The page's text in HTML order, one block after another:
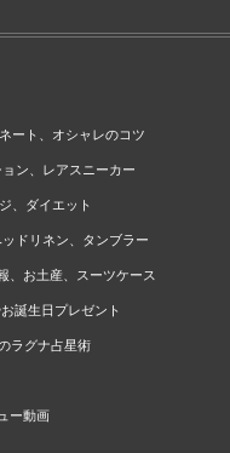
ート、オシャレのコツ
ン、レアスニーカー
、ダイエット
ドリネン、タンブラー
、お土産、スーツケース
誕生日プレゼント
ラグナ占星術
ー動画